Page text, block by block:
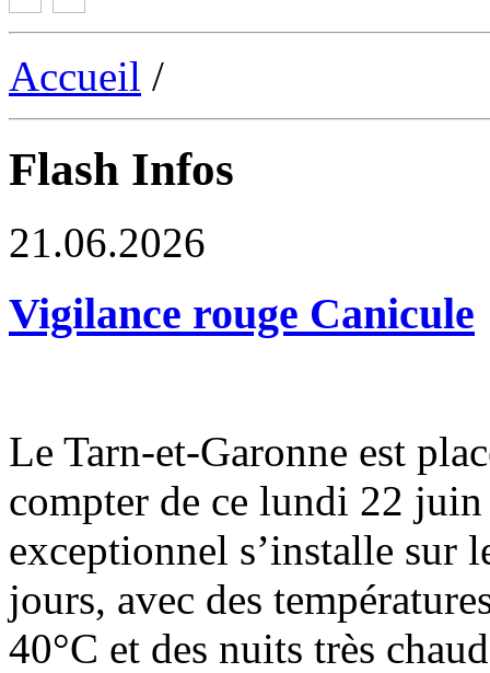
Accueil /
Flash Infos
21.06.2026
Vigilance rouge Canicule
Le Tarn-et-Garonne est
compter de ce lundi 22
exceptionnel s’installe sur
jours, avec des
40°C et des nuits très